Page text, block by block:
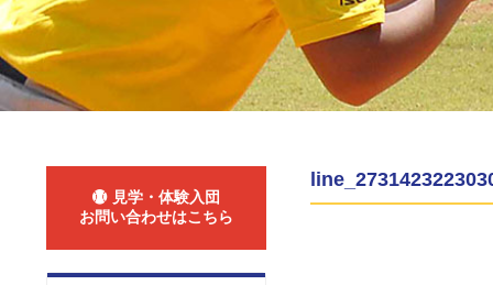
見学・体験入団
お問い合わせはこちら